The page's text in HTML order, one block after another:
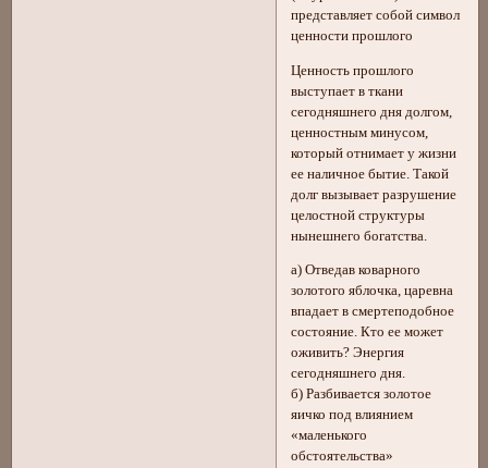
представляет собой символ
ценности прошлого
Ценность прошлого
выступает в ткани
сегодняшнего дня долгом,
ценностным минусом,
который отнимает у жизни
ее наличное бытие. Такой
долг вызывает разрушение
целостной структуры
нынешнего богатства.
а) Отведав коварного
золотого яблочка, царевна
впадает в смертеподобное
состояние. Кто ее может
оживить? Энергия
сегодняшнего дня.
б) Разбивается золотое
яичко под влиянием
«маленького
обстоятельства»